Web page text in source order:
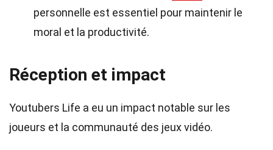
personnelle est essentiel pour maintenir le
moral et la productivité.
Réception et impact
Youtubers Life a eu un impact notable sur les
joueurs et la communauté des jeux vidéo.